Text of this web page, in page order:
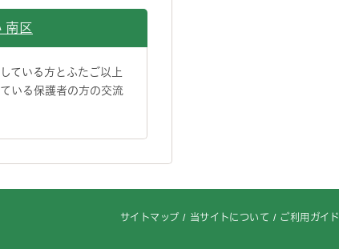
南区
ている方とふたご以上
いる保護者の方の交流
サイトマップ 当サイトについて ご利用ガイド